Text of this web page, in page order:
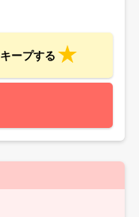
キープする